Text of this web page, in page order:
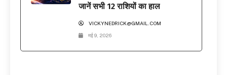
जानें सभी 12 राशियों का हाल
VICKYNEDRICK@GMAIL.COM
मई 9, 2026